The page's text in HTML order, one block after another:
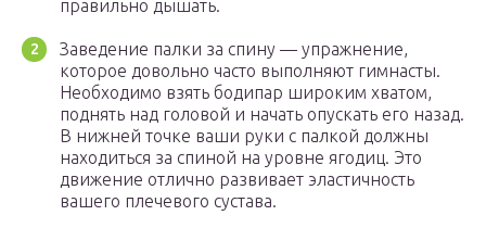
правильно дышать.
Заведение палки за спину — упражнение,
которое довольно часто выполняют гимнасты.
Необходимо взять бодипар широким хватом,
поднять над головой и начать опускать его назад.
В нижней точке ваши руки с палкой должны
находиться за спиной на уровне ягодиц. Это
движение отлично развивает эластичность
вашего плечевого сустава.